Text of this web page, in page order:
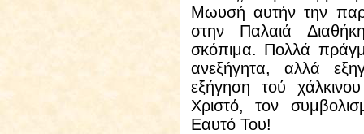
Μωυσή αυτήν την
στην Παλαιά
σκόπιμα. Πολλά
ανεξήγητα, αλλά
εξήγηση τού
Χριστό, τον
Εαυτό Του!